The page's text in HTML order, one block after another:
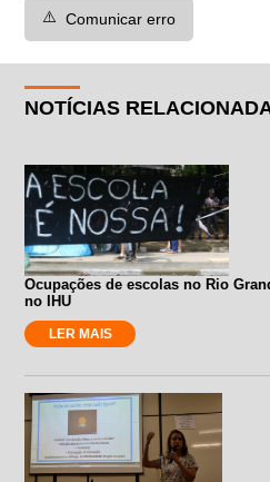
⚠️ Comunicar erro
NOTÍCIAS
Ocupações de escolas no Rio
no IHU
LER MAIS